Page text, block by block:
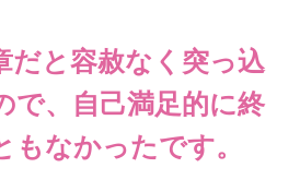
だと容赦なく突っ込
で、自己満足的に終
もなかったです。